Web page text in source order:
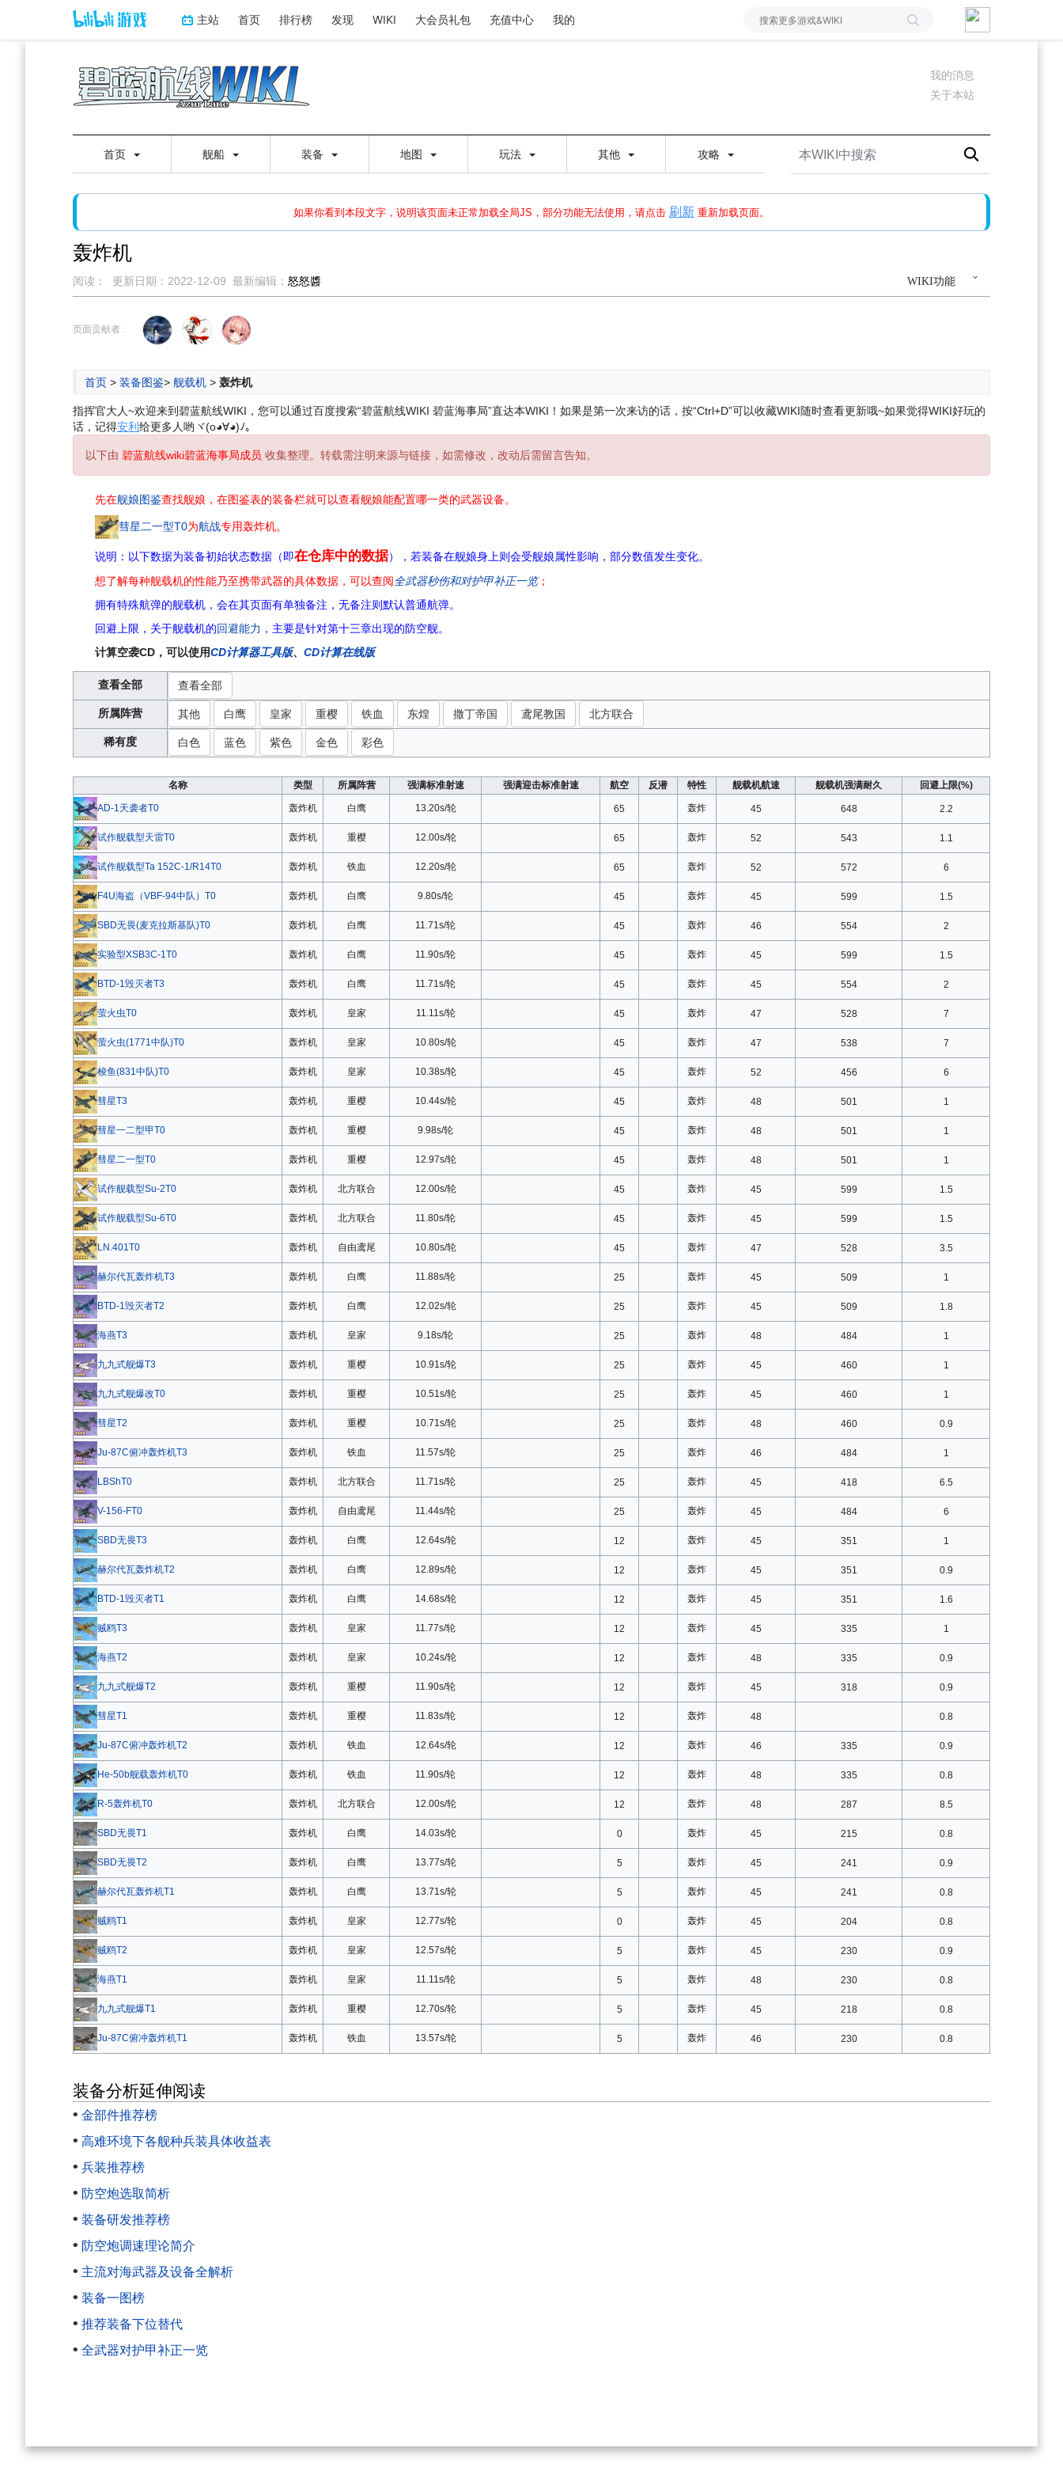
主站 首页 排行榜 发现 WIKI 大会员礼包 充值中心 我的
我的消息
关于本站
首页 舰船 装备 地图 玩法 其他 攻略
如果你看到本段文字，说明该页面未正常加载全局JS，部分功能无法使用，请点击 刷新 重新加载页面。
如果打开页面显示缩略图创建出错，请点击刷新或页面右上WIKI功能中的刷新按钮清除页面缓存并刷新，如果还有问题，请多尝试几次。
轰炸机
WIKI功能
阅读： 更新日期： 2022-12-09 最新编辑： 怒怒醬
到
到
页面贡献者 :
首页 > 装备图鉴> 舰载机 > 轰炸机
指挥官大人~欢迎来到碧蓝航线WIKI，您可以通过百度搜索“碧蓝航线WIKI 碧蓝海事局”直达本WIKI！ 如果是第一次来访的话，按“Ctrl+D”可以收藏WIKI随时查看更新哦~如果觉得WIKI好玩的
话，记得安利 给更多人哟ヾ(o◕∀◕)ﾉ。
以下由 碧蓝航线wiki碧蓝海事局成员 收集整理。转载需注明来源与链接，如需修改，改动后需留言告知。
先在舰娘图鉴查找舰娘，在图鉴表的装备栏就可以查看舰娘能配置哪一类的武器设备。
彗星二一型T0为航战专用轰炸机。
说明：以下数据为装备初始状态数据（即在仓库中的数据），若装备在舰娘身上则会受舰娘属性影响，部分数值发生变化。
想了解每种舰载机的性能乃至携带武器的具体数据，可以查阅全武器秒伤和对护甲补正一览；
拥有特殊航弹的舰载机，会在其页面有单独备注，无备注则默认普通航弹。
回避上限，关于舰载机的回避能力 ，主要是针对第十三章出现的防空舰。
计算空袭CD，可以使用CD计算器工具版、 CD计算在线版
查看全部 查看全部
所属阵营 其他 白鹰 皇家 重樱 铁血 东煌 撒丁帝国 鸢尾教国 北方联合
稀有度 白色 蓝色 紫色 金色 彩色
名称 类型 所属阵营 强满标准射速 强满迎击标准射速 航空 反潜 特性 舰载机航速 舰载机强满耐久 回避上限(%)
AD-1天袭者T0 轰炸机 白鹰 13.20s/轮 65 轰炸 45 648 2.2
试作舰载型天雷T0 轰炸机 重樱 12.00s/轮 65 轰炸 52 543 1.1
试作舰载型Ta 152C-1/R14T0 轰炸机 铁血 12.20s/轮 65 轰炸 52 572 6
F4U海盗（VBF-94中队）T0 轰炸机 白鹰 9.80s/轮 45 轰炸 45 599 1.5
SBD无畏(麦克拉斯基队)T0 轰炸机 白鹰 11.71s/轮 45 轰炸 46 554 2
实验型XSB3C-1T0 轰炸机 白鹰 11.90s/轮 45 轰炸 45 599 1.5
BTD-1毁灭者T3 轰炸机 白鹰 11.71s/轮 45 轰炸 45 554 2
萤火虫T0 轰炸机 皇家 11.11s/轮 45 轰炸 47 528 7
萤火虫(1771中队)T0 轰炸机 皇家 10.80s/轮 45 轰炸 47 538 7
梭鱼(831中队)T0 轰炸机 皇家 10.38s/轮 45 轰炸 52 456 6
彗星T3 轰炸机 重樱 10.44s/轮 45 轰炸 48 501 1
彗星一二型甲T0 轰炸机 重樱 9.98s/轮 45 轰炸 48 501 1
彗星二一型T0 轰炸机 重樱 12.97s/轮 45 轰炸 48 501 1
试作舰载型Su-2T0 轰炸机 北方联合 12.00s/轮 45 轰炸 45 599 1.5
试作舰载型Su-6T0 轰炸机 北方联合 11.80s/轮 45 轰炸 45 599 1.5
LN.401T0 轰炸机 自由鸢尾 10.80s/轮 45 轰炸 47 528 3.5
赫尔代瓦轰炸机T3 轰炸机 白鹰 11.88s/轮 25 轰炸 45 509 1
BTD-1毁灭者T2 轰炸机 白鹰 12.02s/轮 25 轰炸 45 509 1.8
海燕T3 轰炸机 皇家 9.18s/轮 25 轰炸 48 484 1
九九式舰爆T3 轰炸机 重樱 10.91s/轮 25 轰炸 45 460 1
九九式舰爆改T0 轰炸机 重樱 10.51s/轮 25 轰炸 45 460 1
彗星T2 轰炸机 重樱 10.71s/轮 25 轰炸 48 460 0.9
Ju-87C俯冲轰炸机T3 轰炸机 铁血 11.57s/轮 25 轰炸 46 484 1
LBShT0 轰炸机 北方联合 11.71s/轮 25 轰炸 45 418 6.5
V-156-FT0 轰炸机 自由鸢尾 11.44s/轮 25 轰炸 45 484 6
SBD无畏T3 轰炸机 白鹰 12.64s/轮 12 轰炸 45 351 1
赫尔代瓦轰炸机T2 轰炸机 白鹰 12.89s/轮 12 轰炸 45 351 0.9
BTD-1毁灭者T1 轰炸机 白鹰 14.68s/轮 12 轰炸 45 351 1.6
贼鸥T3 轰炸机 皇家 11.77s/轮 12 轰炸 45 335 1
海燕T2 轰炸机 皇家 10.24s/轮 12 轰炸 48 335 0.9
九九式舰爆T2 轰炸机 重樱 11.90s/轮 12 轰炸 45 318 0.9
彗星T1 轰炸机 重樱 11.83s/轮 12 轰炸 48 0.8
Ju-87C俯冲轰炸机T2 轰炸机 铁血 12.64s/轮 12 轰炸 46 335 0.9
He-50b舰载轰炸机T0 轰炸机 铁血 11.90s/轮 12 轰炸 48 335 0.8
R-5轰炸机T0 轰炸机 北方联合 12.00s/轮 12 轰炸 48 287 8.5
SBD无畏T1 轰炸机 白鹰 14.03s/轮 0 轰炸 45 215 0.8
SBD无畏T2 轰炸机 白鹰 13.77s/轮 5 轰炸 45 241 0.9
赫尔代瓦轰炸机T1 轰炸机 白鹰 13.71s/轮 5 轰炸 45 241 0.8
贼鸥T1 轰炸机 皇家 12.77s/轮 0 轰炸 45 204 0.8
贼鸥T2 轰炸机 皇家 12.57s/轮 5 轰炸 45 230 0.9
海燕T1 轰炸机 皇家 11.11s/轮 5 轰炸 48 230 0.8
九九式舰爆T1 轰炸机 重樱 12.70s/轮 5 轰炸 45 218 0.8
Ju-87C俯冲轰炸机T1 轰炸机 铁血 13.57s/轮 5 轰炸 46 230 0.8
装备分析延伸阅读
• 金部件推荐榜
• 高难环境下各舰种兵装具体收益表
• 兵装推荐榜
• 防空炮选取简析
• 装备研发推荐榜
• 防空炮调速理论简介
• 主流对海武器及设备全解析
• 装备一图榜
• 推荐装备下位替代
• 全武器对护甲补正一览